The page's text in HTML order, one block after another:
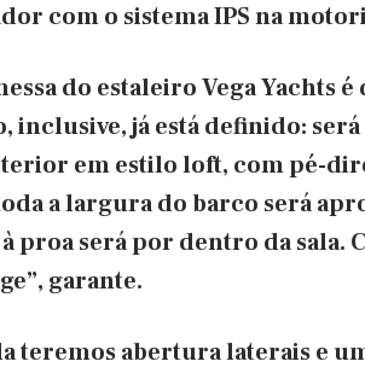
com o sistema IPS na
do estaleiro Vega Yachts
inclusive, já está definido:
em estilo loft, com pé-
a largura do barco será
à proa será por dentro da sala.
garante.
teremos abertura laterais e